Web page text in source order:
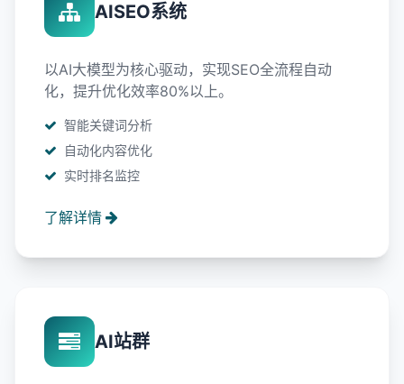
AISEO系统
以AI大模型为核心驱动，实现SEO全流程自动
化，提升优化效率80%以上。
智能关键词分析
自动化内容优化
实时排名监控
了解详情
AI站群